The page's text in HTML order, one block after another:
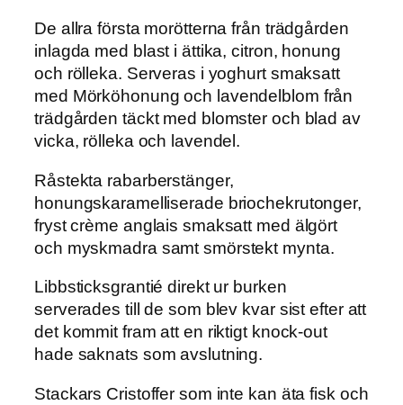
De allra första morötterna från trädgården
inlagda med blast i ättika, citron, honung
och rölleka. Serveras i yoghurt smaksatt
med Mörköhonung och lavendelblom från
trädgården täckt med blomster och blad av
vicka, rölleka och lavendel.
Råstekta rabarberstänger,
honungskaramelliserade briochekrutonger,
fryst crème anglais smaksatt med älgört
och myskmadra samt smörstekt mynta.
Libbsticksgrantié direkt ur burken
serverades till de som blev kvar sist efter att
det kommit fram att en riktigt knock-out
hade saknats som avslutning.
Stackars Cristoffer som inte kan äta fisk och